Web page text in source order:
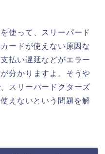
使って、スリーパード
ードが使えない原因な
払い遅延などがエラー
分かりますよ。そうや
スリーパードクターズ
えないという問題を解